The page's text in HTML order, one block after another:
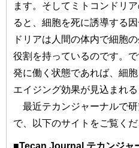
ます。そしてミトコンドリ
ると、細胞を死に誘導する
ドリアは人間の体内で細胞
役割を持っているのです。
発に働く状態であれば、細
エイジング効果が見込まれる
最近テカンジャーナルで
で、以下のサイトをご覧くだ
■Tecan Journal テカンジャ